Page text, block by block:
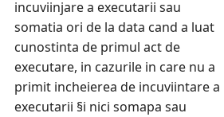
incuviinjare a executarii sau
somatia ori de la data cand a luat
cunostinta de primul act de
executare, in cazurile in care nu a
primit incheierea de incuviintare a
executarii §i nici somapa sau